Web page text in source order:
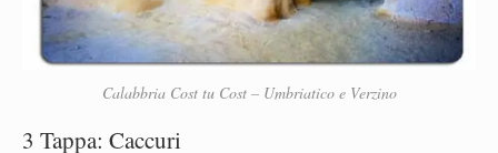
Calabbria Cost tu Cost – Umbriatico e Verzino
3 Tappa: Caccuri